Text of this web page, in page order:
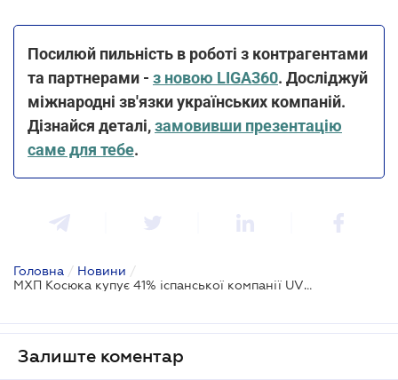
Посилюй пильність в роботі з контрагентами
та партнерами - з новою LIGA360. Досліджуй
міжнародні зв'язки українських компаній.
Дізнайся деталі,замовивши презентацію
саме для тебе.
Головна / Новини /
МХП Косюка купує 41% іспанської компанії UVESA
Залиште коментар